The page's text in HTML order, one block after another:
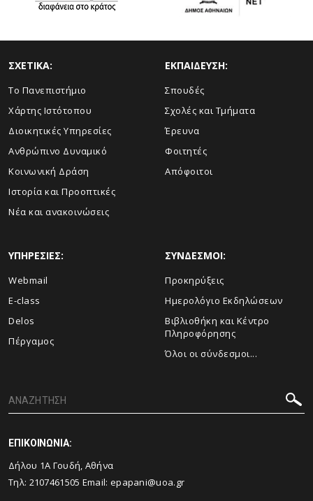
ΣΧΕΤΙΚΑ:
Το Πανεπιστήμιο
Χάρτης Ιστότοπου
Διοικητικές Υπηρεσίες
Ανθρώπινο Δυναμικό
Κοινωνική Δράση
Ιστορία και Προοπτικές
Νέα και ανακοινώσεις
ΕΚΠΑΙΔΕΥΣΗ:
Σπουδές
Σχολές και Τμήματα
Έρευνα
Φοιτητές
Απόφοιτοι
ΥΠΗΡΕΣΙΕΣ:
Webmail
E-class
Delos
Πέργαμος
ΣΥΝΔΕΣΜΟΙ:
Προκηρύξεις
Ημερολόγιο Εκδηλώσεων
Βιβλιοθήκη και Κέντρο
Πληροφόρησης
Όλοι οι σύνδεσμοι...
ΕΠΙΚΟΙΝΩΝΙΑ:
Δήλου 1Α Γουδή, Αθήνα
Τηλ: 2107461505 Email: epapani@uoa.gr